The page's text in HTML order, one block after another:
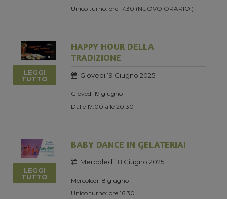
Unico turno: ore 17.30 (NUOVO ORARIO!)
LEGGI
TUTTO
HAPPY HOUR DELLA
TRADIZIONE
Giovedi 19 Giugno 2025
Giovedì 19 giugno
Dalle 17:00 alle 20:30
LEGGI
TUTTO
BABY DANCE IN GELATERIA!
Mercoledi 18 Giugno 2025
Mercoledì 18 giugno
Unico turno: ore 16.30